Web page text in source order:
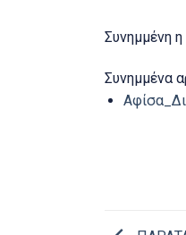
Συνημμένη
Συνημμένα